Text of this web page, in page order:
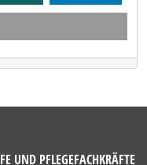
UND PFLEGEFACHKRÄFTE